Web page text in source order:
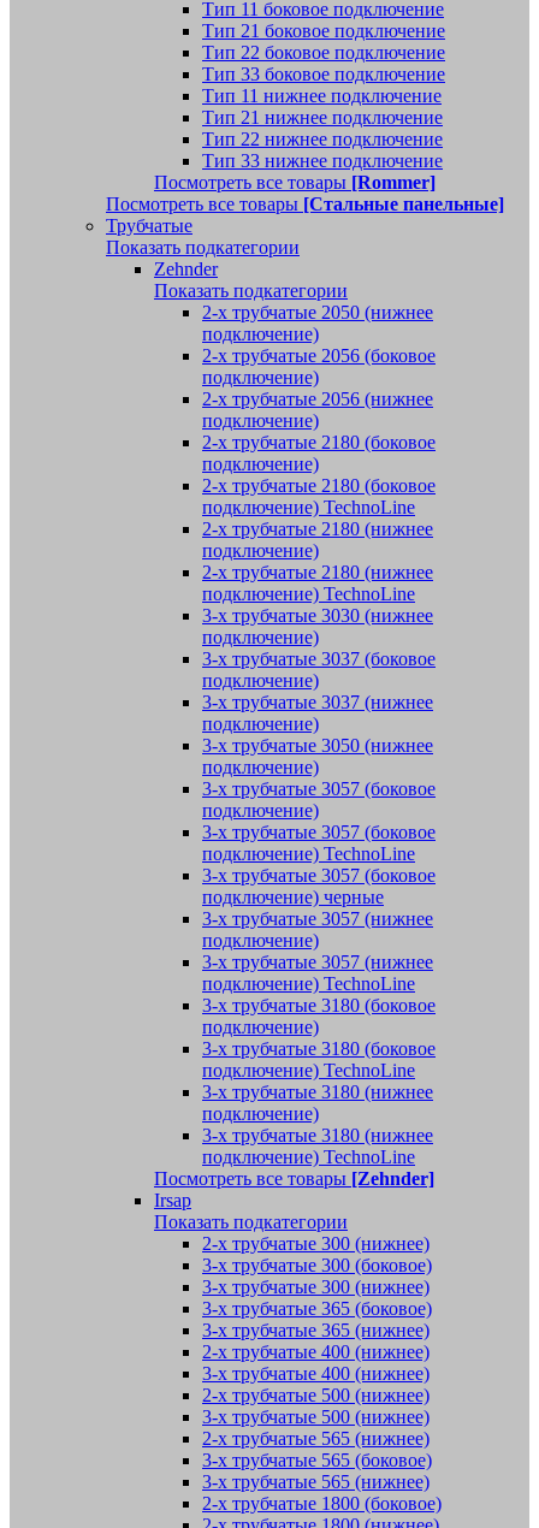
Тип 11 боковое подключение
Тип 21 боковое подключение
Тип 22 боковое подключение
Тип 33 боковое подключение
Тип 11 нижнее подключение
Тип 21 нижнее подключение
Тип 22 нижнее подключение
Тип 33 нижнее подключение
Посмотреть все товары [Rommer]
Посмотреть все товары [Стальные панельные]
Трубчатые
Показать подкатегории
Zehnder
Показать подкатегории
2-х трубчатые 2050 (нижнее
подключение)
2-х трубчатые 2056 (боковое
подключение)
2-х трубчатые 2056 (нижнее
подключение)
2-х трубчатые 2180 (боковое
подключение)
2-х трубчатые 2180 (боковое
подключение) TechnoLine
2-х трубчатые 2180 (нижнее
подключение)
2-х трубчатые 2180 (нижнее
подключение) TechnoLine
3-х трубчатые 3030 (нижнее
подключение)
3-х трубчатые 3037 (боковое
подключение)
3-х трубчатые 3037 (нижнее
подключение)
3-х трубчатые 3050 (нижнее
подключение)
3-х трубчатые 3057 (боковое
подключение)
3-х трубчатые 3057 (боковое
подключение) TechnoLine
3-х трубчатые 3057 (боковое
подключение) черные
3-х трубчатые 3057 (нижнее
подключение)
3-х трубчатые 3057 (нижнее
подключение) TechnoLine
3-х трубчатые 3180 (боковое
подключение)
3-х трубчатые 3180 (боковое
подключение) TechnoLine
3-х трубчатые 3180 (нижнее
подключение)
3-х трубчатые 3180 (нижнее
подключение) TechnoLine
Посмотреть все товары [Zehnder]
Irsap
Показать подкатегории
2-х трубчатые 300 (нижнее)
3-х трубчатые 300 (боковое)
3-х трубчатые 300 (нижнее)
3-х трубчатые 365 (боковое)
3-х трубчатые 365 (нижнее)
2-х трубчатые 400 (нижнее)
3-х трубчатые 400 (нижнее)
2-х трубчатые 500 (нижнее)
3-х трубчатые 500 (нижнее)
2-х трубчатые 565 (нижнее)
3-х трубчатые 565 (боковое)
3-х трубчатые 565 (нижнее)
2-х трубчатые 1800 (боковое)